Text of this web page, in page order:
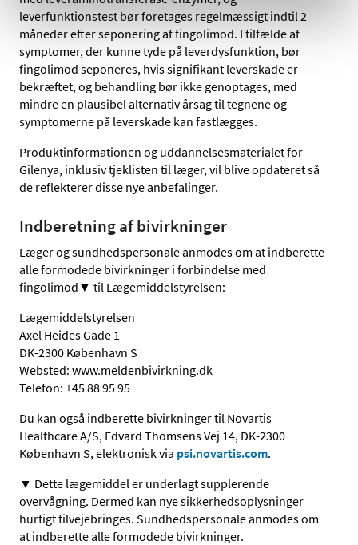
leverfunktionstest bør foretages regelmæssigt indtil 2
måneder efter seponering af fingolimod. I tilfælde af
symptomer, der kunne tyde på leverdysfunktion, bør
fingolimod seponeres, hvis signifikant leverskade er
bekræftet, og behandling bør ikke genoptages, med
mindre en plausibel alternativ årsag til tegnene og
symptomerne på leverskade kan fastlægges.
Produktinformationen og uddannelsesmaterialet for
Gilenya, inklusiv tjeklisten til læger, vil blive opdateret så
de reflekterer disse nye anbefalinger.
Indberetning af bivirkninger
Læger og sundhedspersonale anmodes om at indberette
alle formodede bivirkninger i forbindelse med
fingolimod▼ til Lægemiddelstyrelsen:
Lægemiddelstyrelsen
Axel Heides Gade 1
DK-2300 København S
Websted: www.meldenbivirkning.dk
Telefon: +45 88 95 95
Du kan også indberette bivirkninger til Novartis
Healthcare A/S, Edvard Thomsens Vej 14, DK-2300
København S, elektronisk via psi.novartis.com.
▼ Dette lægemiddel er underlagt supplerende
overvågning. Dermed kan nye sikkerhedsoplysninger
hurtigt tilvejebringes. Sundhedspersonale anmodes om
at indberette alle formodede bivirkninger.